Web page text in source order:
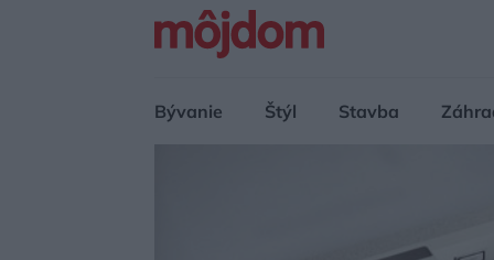
Bývanie Štýl Stavba